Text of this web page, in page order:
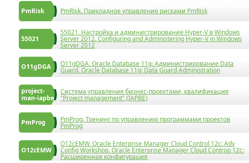
PmRisk PmRisk. Прикладное управление рисками PmRisk
55021
55021. Настройка и администрирование Hyper-V в Windows
Server 2012. Configuring and Administering Hyper-V in Windows
Server 2012
O11gDGA O11gDGA. Oracle Database 11g: Администрирование Data
Guard. Oracle Database 11g: Data Guard Administration
project-
man-iapbe
Система управления бизнес-проектами, квалификация
"Project management" (IAPBE)
PmProg PmProg. Тренинг по управлению программами проектов
PmProg
O12cEMW
O12cEMW. Oracle Enterprise Manager Cloud Control 12c: Adv
Config Workshop. Oracle Enterprise Manager Cloud Controp 12c:
Расширенная конфигурация